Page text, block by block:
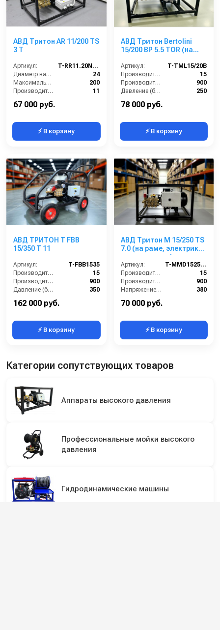
АВД Тритон AR 11/200 TS
3 T
Артикул:
T-RR11.20NDX
Диаметр вала (мм):
24
Максимальное давление (бар):
200
Производительность (л/мин):
11
Напряжение (В):
67 000 руб.
⚡ В корзину
АВД Тритон Bertolini
15/200 BP 5.5 TOR (на
теплозащитой)
Артикул:
T-TML15/20B
Производительность (л/мин):
15
Производительность (л/ч):
900
Давление (бар):
250
Мощность (кВт):
78 000 руб.
⚡ В корзину
АВД ТРИТОН T FBB
15/350 T 11
Артикул:
T-FBB1535
Производительность (л/мин):
15
Производительность (л/ч):
900
Давление (бар):
350
162 000 руб.
⚡ В корзину
АВД Тритон M 15/250 TS
7.0 (на раме, электрика
теплозащиты)
Артикул:
T-MMD15250R
Производительность (л/мин):
15
Производительность (л/ч):
900
Напряжение (В):
380
Рабочее давление (бар):
70 000 руб.
⚡ В корзину
Категории сопутствующих товаров
Аппараты высокого давления
Профессиональные мойки высокого
давления
Гидродинамические машины